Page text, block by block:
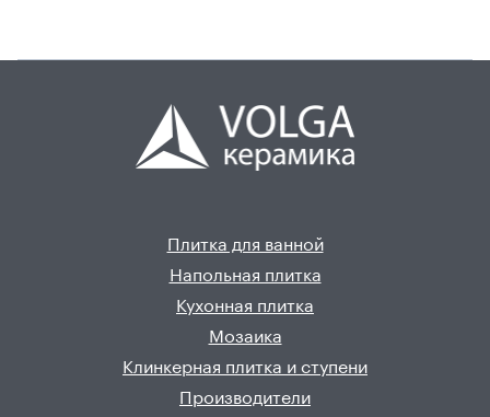
Плитка для ванной
Напольная плитка
Кухонная плитка
Мозаика
Клинкерная плитка и ступени
Производители